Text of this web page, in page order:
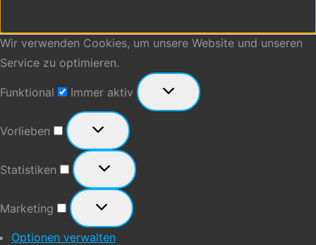
Wir verwenden Cookies, um unsere Website und unseren
Service zu optimieren.
Funktional Immer aktiv
Vorlieben
Vorlieben
Statistiken
Statistiken
Marketing
Marketing
Optionen verwalten